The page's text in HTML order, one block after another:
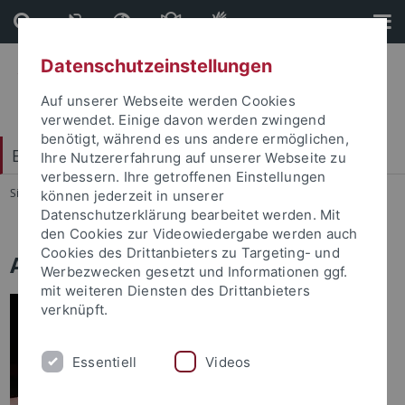
Direkt
zum
Inhalt
Direkt
zur
Fußleiste
Evangelisch-Theologische Fakultät
Sie sind hier: Startseite ... Stettler, Hanna, Apl. Prof.
Apl. Prof. Dr. Hanna Stettler
Datenschutzeinstellungen
Auf unserer Webseite werden Cookies
verwendet. Einige davon werden zwingend
benötigt, während es uns andere ermöglichen,
Ihre Nutzererfahrung auf unserer Webseite zu
verbessern. Ihre getroffenen Einstellungen
können jederzeit in unserer
Datenschutzerklärung bearbeitet werden. Mit
den Cookies zur Videowiedergabe werden auch
Cookies des Drittanbieters zu Targeting- und
Werbezwecken gesetzt und Informationen ggf.
mit weiteren Diensten des Drittanbieters
verknüpft.
Essentiell Videos